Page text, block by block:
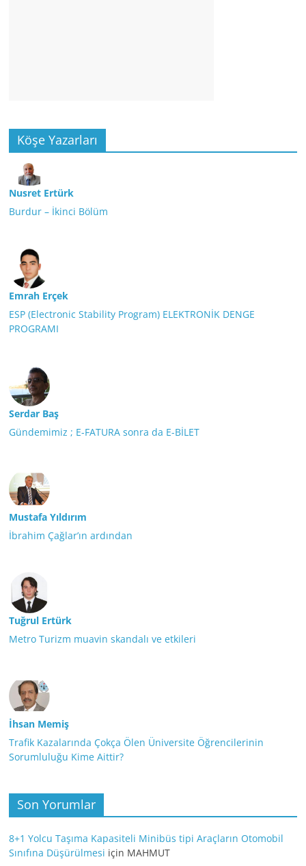
Köşe Yazarları
Nusret Ertürk
Burdur – İkinci Bölüm
Emrah Erçek
ESP (Electronic Stability Program) ELEKTRONİK DENGE
PROGRAMI
Serdar Baş
Gündemimiz ; E-FATURA sonra da E-BİLET
Mustafa Yıldırım
İbrahim Çağlar’ın ardından
Tuğrul Ertürk
Metro Turizm muavin skandalı ve etkileri
İhsan Memiş
Trafik Kazalarında Çokça Ölen Üniversite Öğrencilerinin
Sorumluluğu Kime Aittir?
Son Yorumlar
8+1 Yolcu Taşıma Kapasiteli Minibüs tipi Araçların Otomobil
Sınıfına Düşürülmesi için MAHMUT